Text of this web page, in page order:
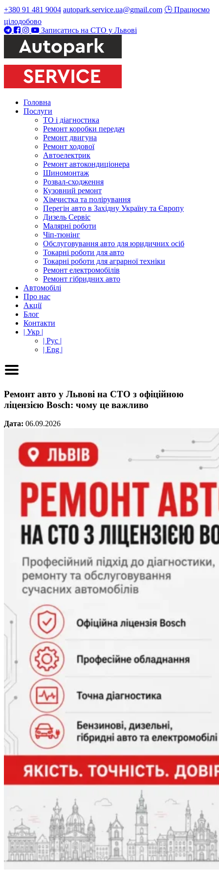
+380 91 481 9004 autopark.service.ua@gmail.com 🕒 Працюємо
цілодобово
Записатись на СТО у Львові
Головна
Послуги
ТО і діагностика
Ремонт коробки передач
Ремонт двигуна
Ремонт ходової
Автоелектрик
Ремонт автокондиціонера
Шиномонтаж
Розвал-сходження
Кузовний ремонт
Хімчистка та полірування
Перегін авто в Західну Україну та Європу
Дизель Сервіс
Малярні роботи
Чіп-тюнінг
Обслуговування авто для юридичних осіб
Токарні роботи для авто
Токарні роботи для аграрної техніки
Ремонт електромобілів
Ремонт гібридних авто
Автомобілі
Про нас
Акції
Блог
Контакти
| Укр |
| Рус |
| Eng |
Ремонт авто у Львові на СТО з офіційною
ліцензією Bosch: чому це важливо
Дата: 06.09.2026